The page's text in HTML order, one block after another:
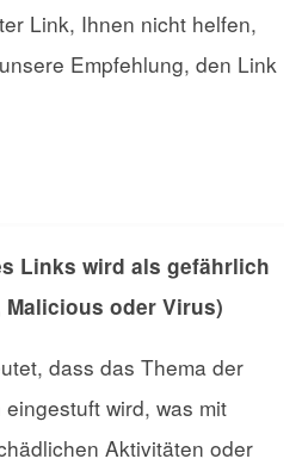
Link, Ihnen nicht helfen,
Empfehlung, den Link
Links wird als gefährlich
oder Virus)
dass das Thema der
wird, was mit
Aktivitäten oder